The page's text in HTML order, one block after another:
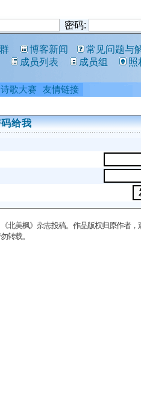
密码:
博客新闻
常见问题与
成员列表 成员组 照
给我
北美枫》杂志投稿。作品版权归原作者
转载。
诗歌大赛 友情链接